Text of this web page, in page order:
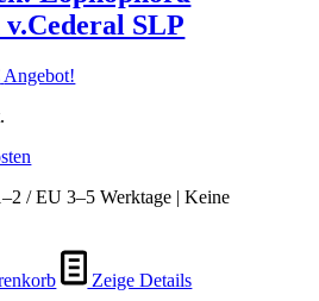
SLP
Aktueller
ist:
Angebot!
/ EU 3–5 Werktage | Keine
Zeige Details